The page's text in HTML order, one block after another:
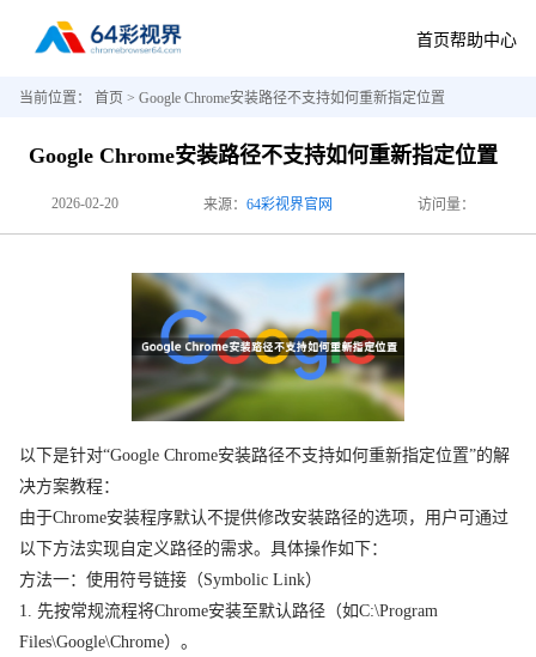
首页帮助中心
当前位置： 首页 > Google Chrome安装路径不支持如何重新指定位置
Google Chrome安装路径不支持如何重新指定位置
2026-02-20 来源： 64彩视界官网 访问量：
以下是针对“Google Chrome安装路径不支持如何重新指定位置”的解
决方案教程：
由于Chrome安装程序默认不提供修改安装路径的选项，用户可通过
以下方法实现自定义路径的需求。具体操作如下：
方法一：使用符号链接（Symbolic Link）
1. 先按常规流程将Chrome安装至默认路径（如C:\Program
Files\Google\Chrome）。